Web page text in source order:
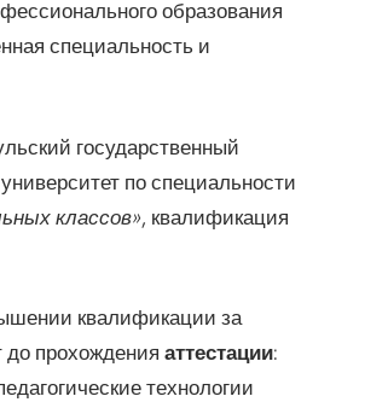
образования
специальность и
государственный
по специальности
классов», квалификация
квалификации за
до прохожденияаттестации:
технологии